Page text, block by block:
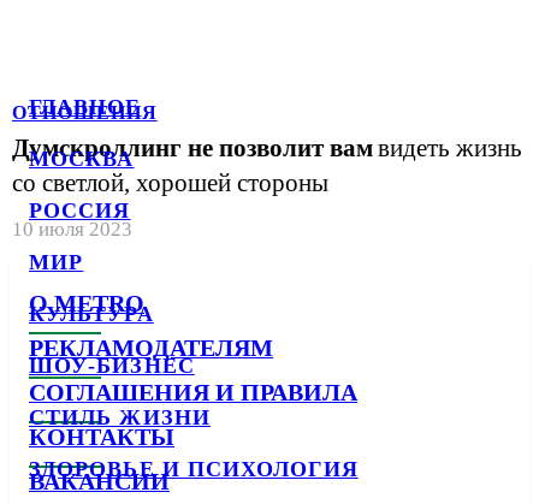
ГЛАВНОЕ
МОСКВА
РОССИЯ
МИР
КУЛЬТУРА
ШОУ-БИЗНЕС
СТИЛЬ ЖИЗНИ
ЗДОРОВЬЕ И ПСИХОЛОГИЯ
ОТНОШЕНИЯ
Думскроллинг не позволит вамвидеть жизнь
со светлой, хорошей стороны
10 июля 2023
О METRO
РЕКЛАМОДАТЕЛЯМ
СОГЛАШЕНИЯ И ПРАВИЛА
КОНТАКТЫ
ВАКАНСИИ